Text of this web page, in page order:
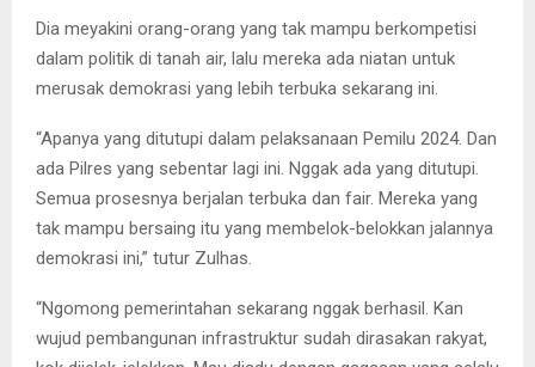
Dia meyakini orang-orang yang tak mampu berkompetisi
dalam politik di tanah air, lalu mereka ada niatan untuk
merusak demokrasi yang lebih terbuka sekarang ini.
“Apanya yang ditutupi dalam pelaksanaan Pemilu 2024. Dan
ada Pilres yang sebentar lagi ini. Nggak ada yang ditutupi.
Semua prosesnya berjalan terbuka dan fair. Mereka yang
tak mampu bersaing itu yang membelok-belokkan jalannya
demokrasi ini,” tutur Zulhas.
“Ngomong pemerintahan sekarang nggak berhasil. Kan
wujud pembangunan infrastruktur sudah dirasakan rakyat,